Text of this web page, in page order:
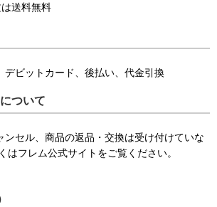
送料無料
デビットカード、後払い、代金引換
ついて
ンセル、商品の返品・交換は受け付けていな
はフレム公式サイトをご覧ください。